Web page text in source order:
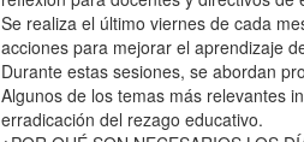
Se realiza el último viernes de cada
acciones para mejorar el aprendizaje
Durante estas sesiones, se abordan
Algunos de los temas más relevantes
erradicación del rezago educativo.